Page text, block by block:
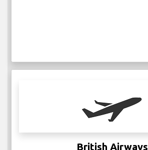
British Airways